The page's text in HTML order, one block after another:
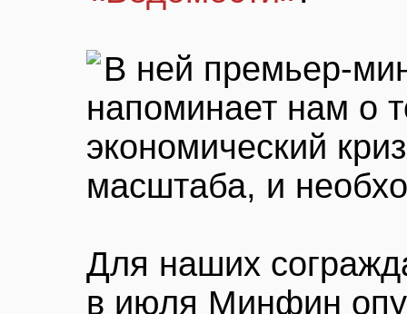
В ней премьер-
напоминает нам о
экономический
масштаба, и
Для наших
в июля Минфин